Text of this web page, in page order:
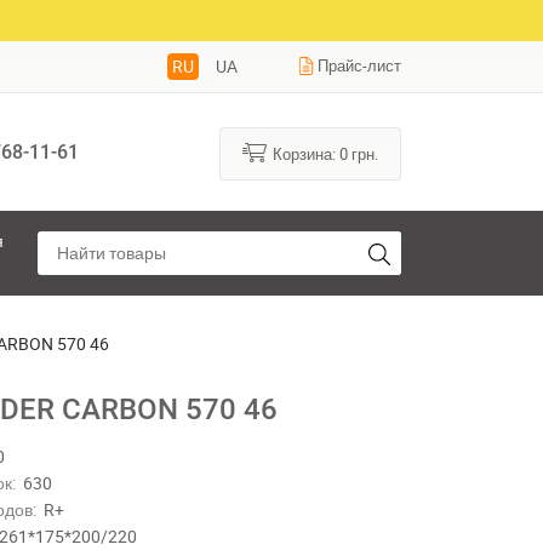
RU UA Прайс-лист
11-61 Корзина:0 грн.
570 46
CARBON 570 46
630
R+
261*175*200/220